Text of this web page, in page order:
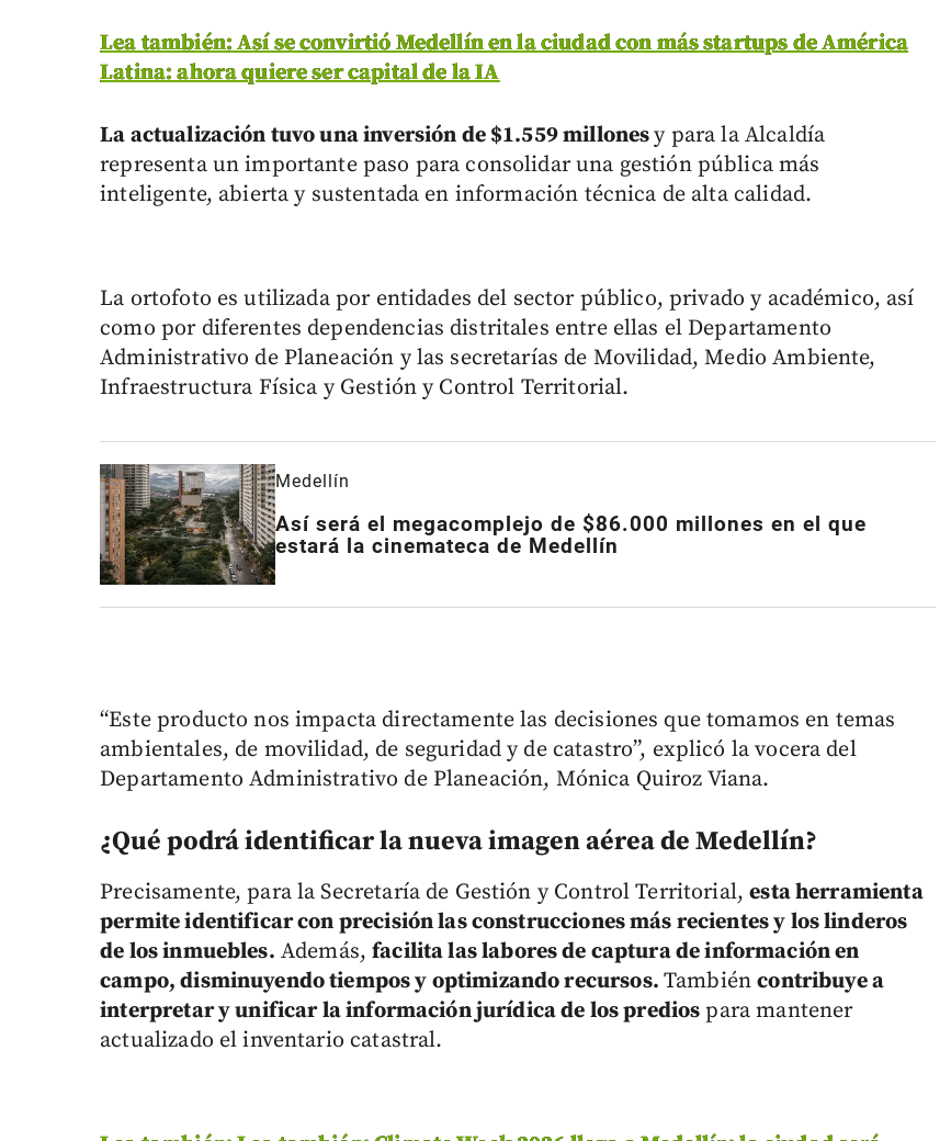
Lea también: Así se convirtió Medellín en la ciudad con más startups de América
Latina: ahora quiere ser capital de la IA
La actualización tuvo una inversión de $1.559 millonesy para la Alcaldía
representa un importante paso para consolidar una gestión pública más
inteligente, abierta y sustentada en información técnica de alta calidad.
La ortofoto es utilizada por entidades del sector público, privado y académico, así
como por diferentes dependencias distritales entre ellas el Departamento
Administrativo de Planeación y las secretarías de Movilidad, Medio Ambiente,
Infraestructura Física y Gestión y Control Territorial.
Medellín
Así será el megacomplejo de $86.000 millones en el que
estará la cinemateca de Medellín
“Este producto nos impacta directamente las decisiones que tomamos en temas
ambientales, de movilidad, de seguridad y de catastro”, explicó la vocera del
Departamento Administrativo de Planeación, Mónica Quiroz Viana.
¿Qué podrá identificar la nueva imagen aérea de Medellín?
Precisamente, para la Secretaría de Gestión y Control Territorial,esta herramienta
permite identificar con precisión las construcciones más recientes y los linderos
de los inmuebles. Además,facilita las labores de captura de información en
campo, disminuyendo tiempos y optimizando recursos. Tambiéncontribuye a
interpretar y unificar la información jurídica de los predios para mantener
actualizado el inventario catastral.